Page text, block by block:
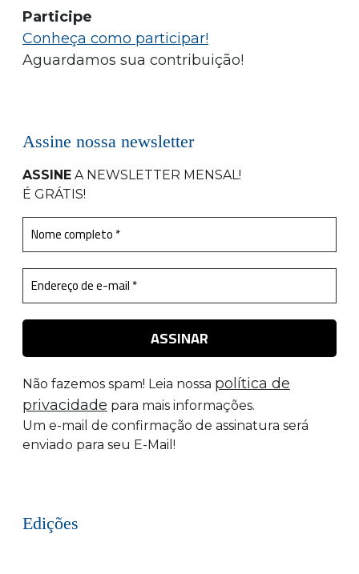
Participe
Conheça como participar!
Aguardamos sua contribuição!
Assine nossa newsletter
ASSINE A NEWSLETTER MENSAL!
É GRÁTIS!
Não fazemos spam! Leia nossa política de
privacidade para mais informações.
Um e-mail de confirmação de assinatura será
enviado para seu E-Mail!
Edições